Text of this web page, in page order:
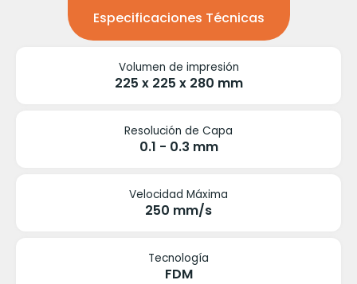
Especificaciones Técnicas
Volumen de impresión
225 x 225 x 280 mm
Resolución de Capa
0.1 - 0.3 mm
Velocidad Máxima
250 mm/s
Tecnología
FDM